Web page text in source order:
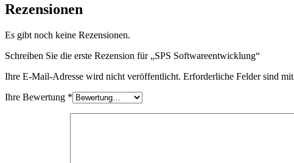
Rezensionen
Es gibt noch keine Rezensionen.
Schreiben Sie die erste Rezension für „SPS Softwareentwicklung“
Ihre E-Mail-Adresse wird nicht veröffentlicht. Erforderliche Felder sind mit
Ihre Bewertung *